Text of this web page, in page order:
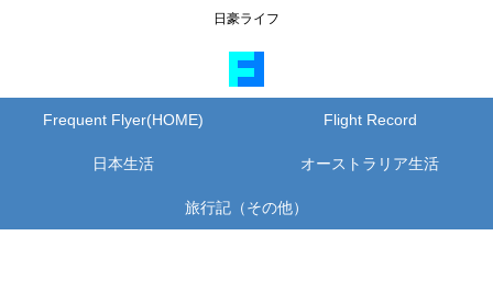
日豪ライフ
Frequent Flyer(HOME) Flight Record
日本生活 オーストラリア生活
旅行記（その他）